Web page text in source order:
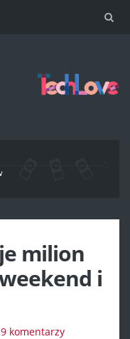
milion
i
9 komentarzy